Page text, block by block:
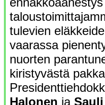
tulevien
vaarassa
nuorten
kiristyvästä
Halonen ja